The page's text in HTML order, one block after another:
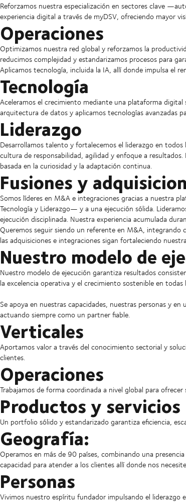
Reforzamos nuestra especialización en sectores clave
experiencia digital a través de myDSV, ofreciendo mayor
Operaciones
Optimizamos nuestra red global y reforzamos la
reducimos complejidad y estandarizamos procesos para
Aplicamos tecnología, incluida la IA, allí donde impulsa el
Tecnología
Aceleramos el crecimiento mediante una plataforma digital
arquitectura de datos y aplicamos tecnologías avanzadas
Liderazgo
Desarrollamos talento y fortalecemos el liderazgo en
cultura de responsabilidad, agilidad y enfoque a
basada en la curiosidad y la adaptación continua.
Fusiones y
Somos líderes en M&A e integraciones gracias a nuestra
Tecnología y Liderazgo— y a una ejecución sólida.
ejecución disciplinada. Nuestra experiencia acumulada
Queremos seguir siendo un referente en M&A, integrando
las adquisiciones e integraciones sigan fortaleciendo
Nuestro modelo de
Nuestro modelo de ejecución garantiza resultados
la excelencia operativa y el crecimiento sostenible en todas
Se apoya en nuestras capacidades, nuestras personas y
actuando siempre como un partner fiable.
Verticales
Aportamos valor a través del conocimiento sectorial y
clientes.
Operaciones
Trabajamos de forma coordinada a nivel global para
Productos y servicios
Un portfolio sólido y estandarizado garantiza eficiencia,
Geografía:
Operamos en más de 90 países, combinando una
capacidad para atender a los clientes allí donde nos
Personas
Vivimos nuestro espíritu fundador impulsando el liderazgo